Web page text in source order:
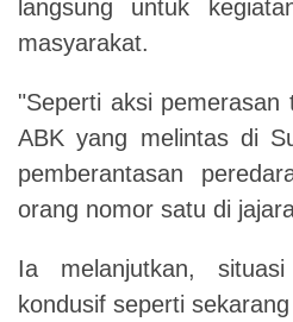
langsung untuk
masyarakat.
"Seperti aksi pemerasan
ABK yang melintas di
pemberantasan
orang nomor satu di
Ia melanjutkan,
kondusif seperti